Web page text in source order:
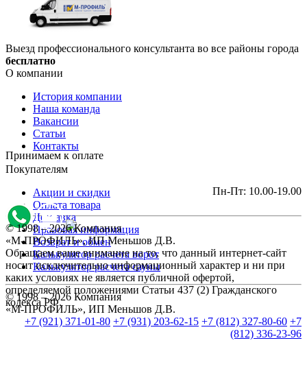
Выезд профессионального консультанта во все районы города
бесплатно
О компании
История компании
Наша команда
Вакансии
Статьи
Контакты
Покупателям
Акции и скидки
Оплата товара
Доставка
Правовая информация
Возврат и обмен
Калькулятор расчета ворот
Калькулятор расчета сауны
© 1998 – 2026 Компания
«М-ПРОФИЛЬ», ИП Меньшов Д.В.
+7 (921) 371-01-80 +7 (931) 203-62-15 +7 (812) 327-80-60 +7
(812) 336-23-96
Принимаем к оплате
Пн-Пт: 10.00-19.00
© 1998 – 2026 Компания
«М-ПРОФИЛЬ», ИП Меньшов Д.В.
Обращаем ваше внимание на то, что данный интернет-сайт
носит исключительно информационный характер и ни при
каких условиях не является публичной офертой,
определяемой положениями Статьи 437 (2) Гражданского
кодекса РФ.